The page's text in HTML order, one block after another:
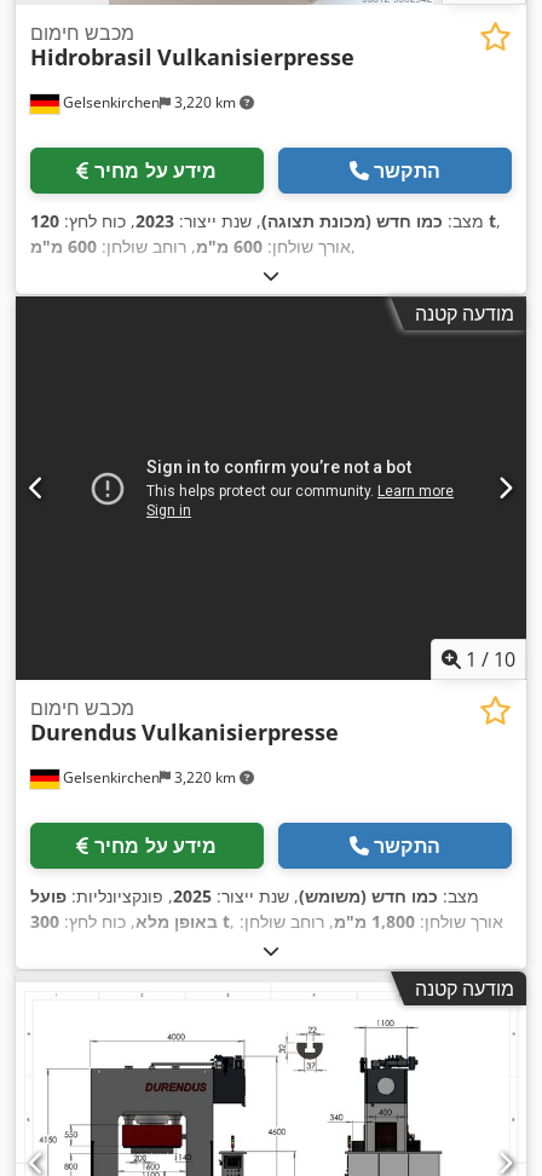
Gelsenkirchen 3,220 km
מכבש חימום
Hidrobrasil Vulkanisierpresse
מידע על מחיר התקשר
מצב: כמו חדש (מכונת תצוגה), שנת ייצור: 2023, כוח לחץ: 120 t,
אורך שולחן: 600 מ"מ , רוחב שולחן: 600 מ"מ ,
מודעה קטנה
1 / 10
Gelsenkirchen 3,220 km
מכבש חימום
DurendusVulkanisierpresse
מידע על מחיר התקשר
מצב: כמו חדש (משומש), שנת ייצור: 2025, פונקציונליות: פועל
באופן מלא, כוח לחץ: 300 t , אורך שולחן: 1,800 מ"מ
, רוחב שולחן:
מודעה קטנה